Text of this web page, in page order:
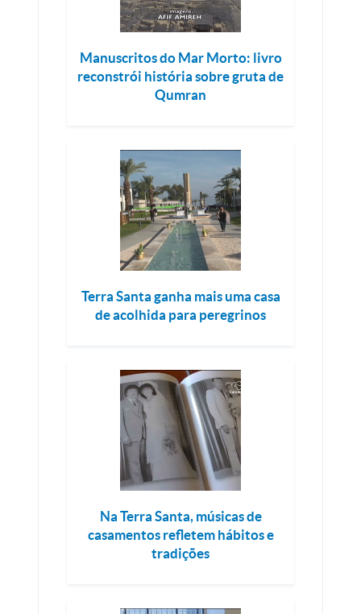
Manuscritos do Mar Morto: livro
reconstrói história sobre gruta de
Qumran
Terra Santa ganha mais uma casa
de acolhida para peregrinos
Na Terra Santa, músicas de
casamentos refletem hábitos e
tradições